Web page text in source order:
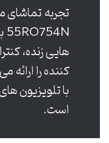
هایی زنده،
کننده را
است.